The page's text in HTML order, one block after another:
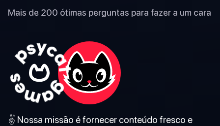
Mais de 200 ótimas perguntas para fazer a um cara
✌️ Nossa missão é fornecer conteúdo fresco e